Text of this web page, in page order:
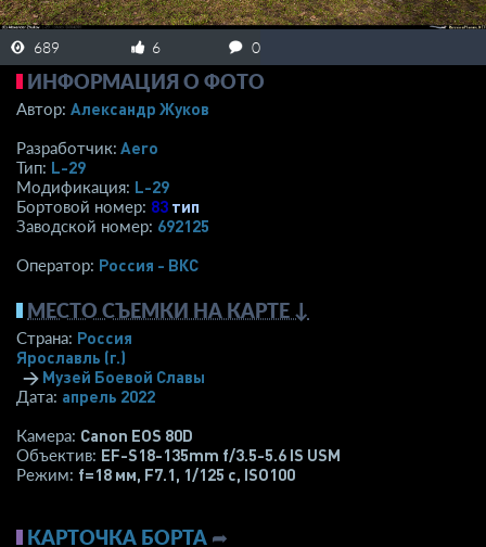
689 6 0
ИНФОРМАЦИЯ О ФОТО
Автор: Александр Жуков
Разработчик: Aero
Тип: L-29
Модификация: L-29
Бортовой номер: 83 тип
Заводской номер: 692125
Оператор: Россия - ВКС
МЕСТО СЪЕМКИ НА КАРТЕ ↓
Страна: Россия
Ярославль (г.)
→ Музей Боевой Славы
Дата: апрель 2022
Камера: Canon EOS 80D
Объектив: EF-S18-135mm f/3.5-5.6 IS USM
Режим: f=18 мм, F7.1, 1/125 с, ISO100
КАРТОЧКА БОРТА ➦